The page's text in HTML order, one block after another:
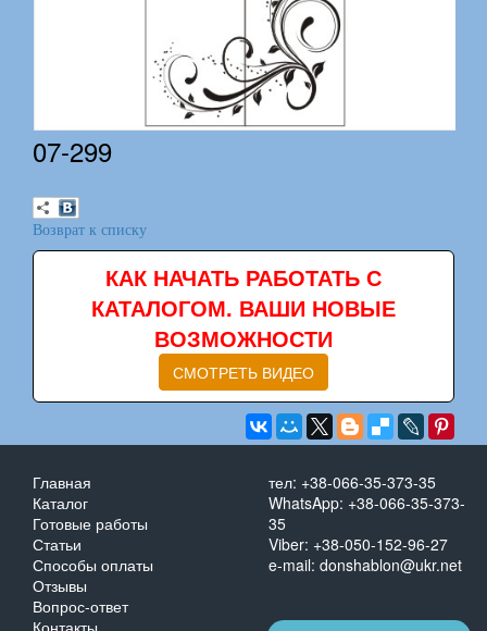
07-299
Возврат к списку
КАК НАЧАТЬ РАБОТАТЬ С
КАТАЛОГОМ. ВАШИ НОВЫЕ
ВОЗМОЖНОСТИ
СМОТРЕТЬ ВИДЕО
Главная
Каталог
Готовые работы
Статьи
Способы оплаты
Отзывы
Вопрос-ответ
тел: +38-066-35-373-35
WhatsApp: +38-066-35-373-
35
Viber: +38-050-152-96-27
e-mail: donshablon@ukr.net